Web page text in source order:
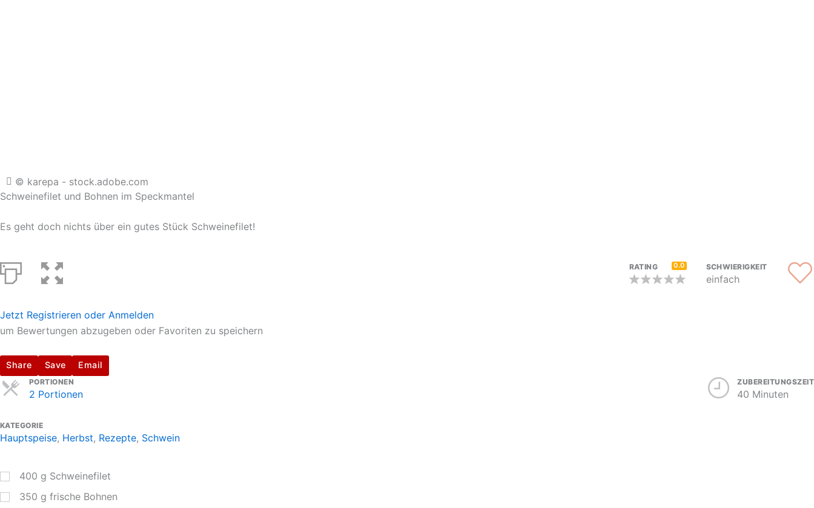
© karepa - stock.adobe.com
Schweinefilet und Bohnen im Speckmantel
Es geht doch nichts über ein gutes Stück Schweinefilet!
RATING 0.0 SCHWIERIGKEIT
einfach
Jetzt Registrieren oder Anmelden
um Bewertungen abzugeben oder Favoriten zu speichern
Share Save Email
PORTIONEN
2 Portionen
ZUBEREITUNGSZEIT
40 Minuten
KATEGORIE
Hauptspeise, Herbst, Rezepte, Schwein
400 g Schweinefilet
350 g frische Bohnen